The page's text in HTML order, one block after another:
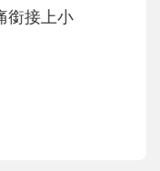
養成。爸爸
每個重要的